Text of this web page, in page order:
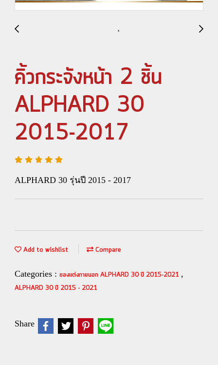
คิ้วกระจังหน้า 2 ชิ้น
ALPHARD 30
2015-2017
ALPHARD 30 รุ่นปี 2015 - 2017
Add to wishlist Compare
Categories : ของแต่งภายนอก ALPHARD 30 ปี 2015-2021 ,
ALPHARD 30 ปี 2015 - 2021
Share